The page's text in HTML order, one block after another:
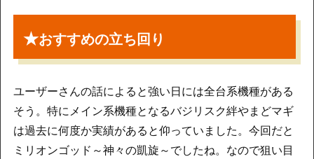
★おすすめの立ち回り
ユーザーさんの話によると強い日には全台系機種がある
そう。特にメイン系機種となるバジリスク絆やまどマギ
は過去に何度か実績があると仰っていました。今回だと
ミリオンゴッド～神々の凱旋～でしたね。なので狙い目